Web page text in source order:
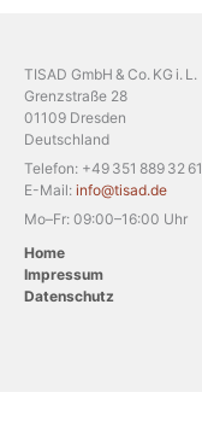
TISAD GmbH & Co. KG i. L.
Grenzstraße 28
01109 Dresden
Deutschland
Telefon: +49 351 889 32 61
E-Mail: info@tisad.de
Mo–Fr: 09:00–16:00 Uhr
Home
Impressum
Datenschutz